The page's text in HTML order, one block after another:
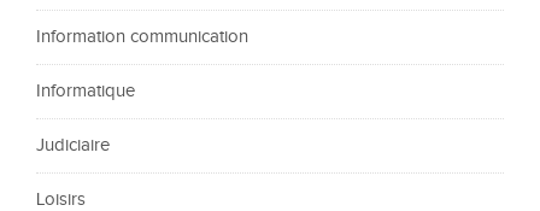
Information communication
Informatique
Judiciaire
Loisirs